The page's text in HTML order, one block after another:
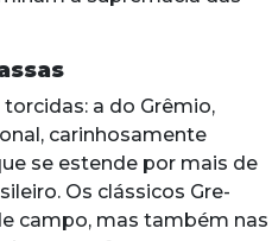
a do Grêmio,
carinhosamente
se estende por mais de
Os clássicos Gre-
campo, mas também nas